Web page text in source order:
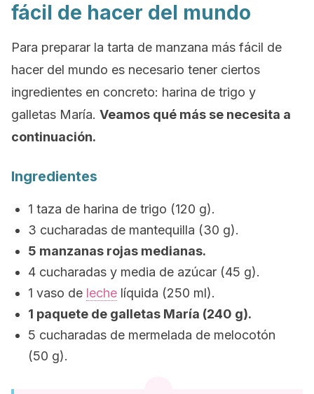
fácil de hacer del mundo
Para preparar la tarta de manzana más fácil de
hacer del mundo es necesario tener ciertos
ingredientes en concreto: harina de trigo y
galletas María. Veamos qué más se necesita a
continuación.
Ingredientes
1 taza de harina de trigo (120 g).
3 cucharadas de mantequilla (30 g).
5 manzanas rojas medianas.
4 cucharadas y media de azúcar (45 g).
1 vaso de leche líquida (250 ml).
1 paquete de galletas María (240 g).
5 cucharadas de mermelada de melocotón
(50 g).